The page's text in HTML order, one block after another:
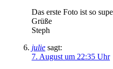
Das erste Foto ist so
Grüße
Steph
julie sagt:
7. August um 22:35 Uhr